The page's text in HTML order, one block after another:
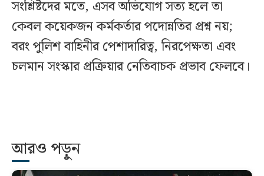
সংশ্লিষ্টদের মতে, এসব অভিযোগ সত্য হলে তা
কেবল কয়েকজন কর্মকর্তার পদোন্নতির প্রশ্ন নয়;
বরং পুলিশ বাহিনীর পেশাদারিত্ব, নিরপেক্ষতা এবং
চলমান সংস্কার প্রক্রিয়ার নেতিবাচক প্রভাব ফেলবে।
আরও পড়ুন